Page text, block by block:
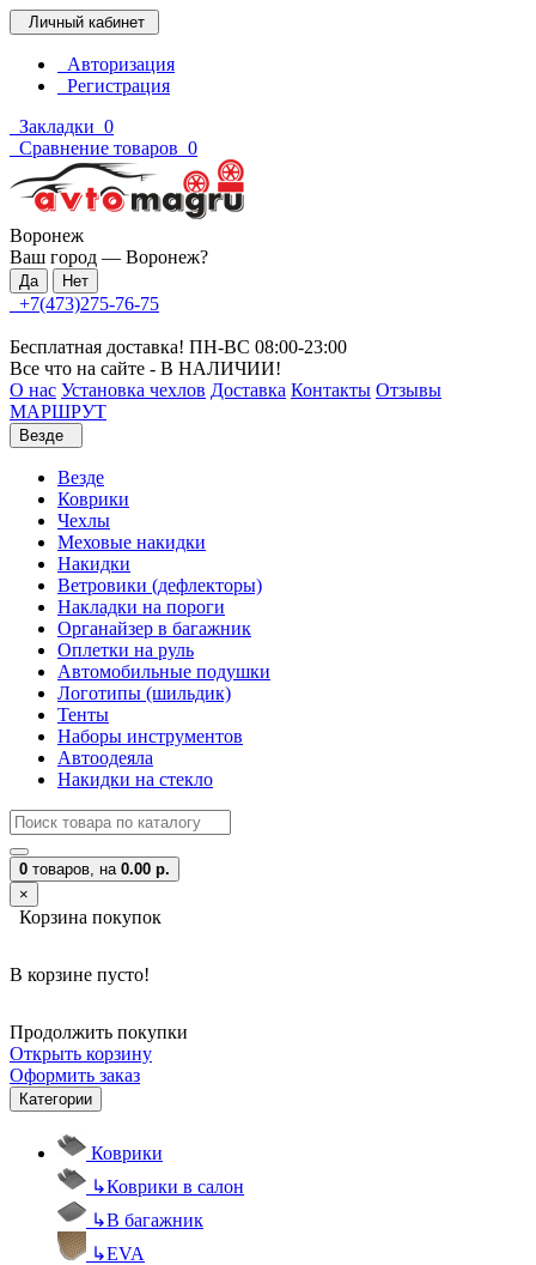
Личный кабинет
Авторизация
Регистрация
Закладки 0
Сравнение товаров 0
Воронеж
Ваш город — Воронеж?
+7(473)275-76-75
Бесплатная доставка! ПН-ВС 08:00-23:00
Все что на сайте - В НАЛИЧИИ!
О нас Установка чехлов Доставка Контакты Отзывы
МАРШРУТ
Везде
Везде
Коврики
Чехлы
Меховые накидки
Накидки
Ветровики (дефлекторы)
Накладки на пороги
Органайзер в багажник
Оплетки на руль
Автомобильные подушки
Логотипы (шильдик)
Тенты
Наборы инструментов
Автоодеяла
Накидки на стекло
0 товаров, на 0.00 р.
×
Корзина покупок
В корзине пусто!
Продолжить покупки
Открыть корзину
Оформить заказ
Категории
Коврики
↳Коврики в салон
↳В багажник
↳EVA